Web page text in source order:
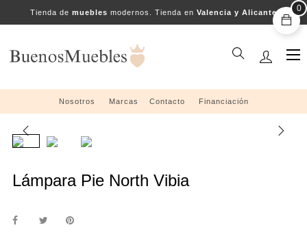
Tienda de muebles modernos. Tienda en Valencia y Alicante
☰
Nosotros .... Marcas ....Contacto.... Financiación
Lámpara Pie North Vibia
0